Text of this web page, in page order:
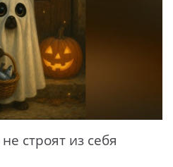
строят из себя